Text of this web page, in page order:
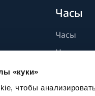
«куки»
чтобы
Часы
Часы
Новые